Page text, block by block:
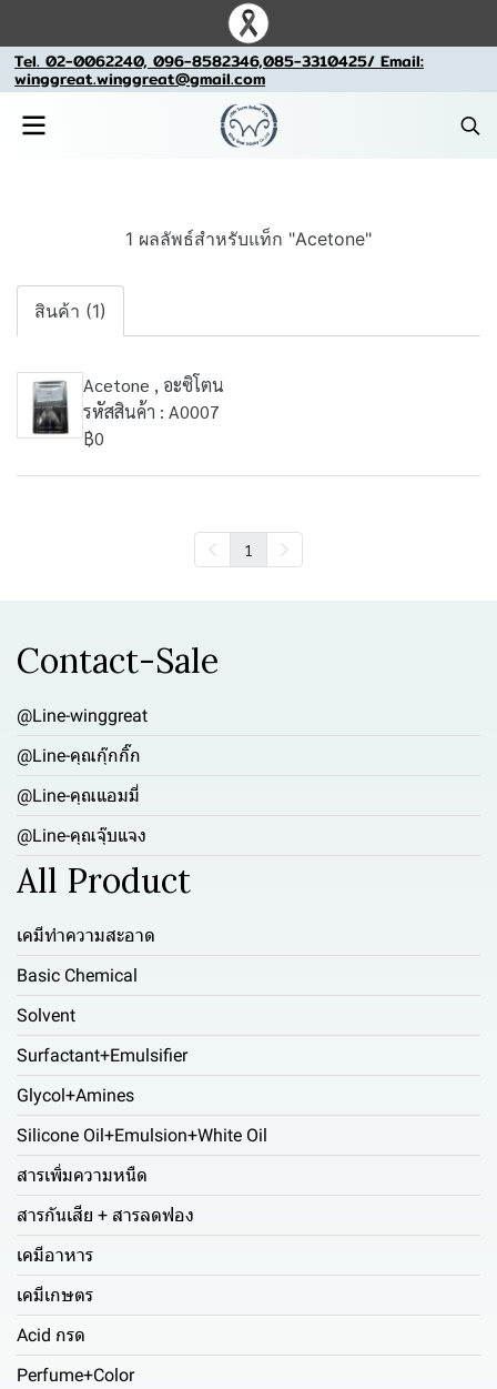
Tel. 02-0062240, 096-8582346,085-3310425/ Email:
winggreat.winggreat@gmail.com
1 ผลลัพธ์สำหรับแท็ก "Acetone"
สินค้า (1)
Acetone , อะซิโตน
รหัสสินค้า : A0007
฿0
1
Contact-Sale
@Line-winggreat
@Line-คุณกุ๊กกิ๊ก
@Line-คุณแอมมี่
@Line-คุณจุ๊บแจง
All Product
เคมีทำความสะอาด
Basic Chemical
Solvent
Surfactant+Emulsifier
Glycol+Amines
Silicone Oil+Emulsion+White Oil
สารเพิ่มความหนืด
สารกันเสีย + สารลดฟอง
เคมีอาหาร
เคมีเกษตร
Acid กรด
Perfume+Color